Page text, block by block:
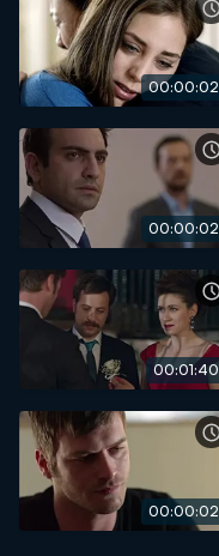
00:00:02
00:00:02
00:01:40
00:00:02